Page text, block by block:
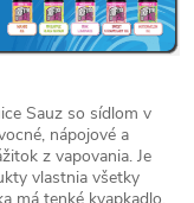
Sauz so sídlom v
nápojové a
z vapovania. Je
vlastnia všetky
má tenké kvapkadlo,